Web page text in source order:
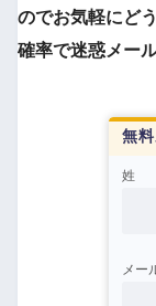
のでお気軽にど
確率で迷惑メー
無
姓
メー